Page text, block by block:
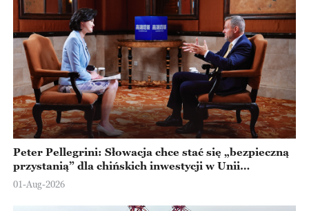
Peter Pellegrini: Słowacja chce stać się „bezpieczną
przystanią” dla chińskich inwestycji w Unii
Europejskiej
01-Aug-2026